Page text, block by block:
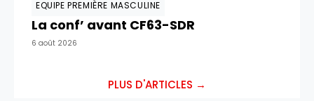
EQUIPE PREMIÈRE MASCULINE
La conf’ avant CF63-SDR
6 août 2026
PLUS D'ARTICLES →